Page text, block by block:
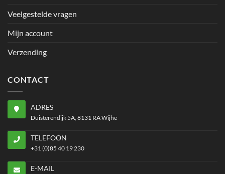
Veelgestelde vragen
Mijn account
Verzending
CONTACT
ADRES
Duisterendijk 5A, 8131 RA Wijhe
TELEFOON
+31 (0)85 40 19 230
E-MAIL